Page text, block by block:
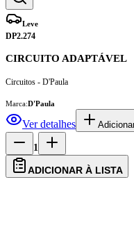
Leve
DP2.274
CIRCUITO ADAPTÁVEL
Circuitos - D'Paula
Marca:D'Paula
Ver detalhes
1
ADICIONAR À LISTA